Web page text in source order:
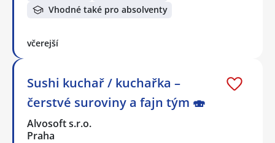
Vhodné také pro absolventy
včerejší
Sushi kuchař / kuchařka –
čerstvé suroviny a fajn tým 🍣
Alvosoft s.r.o.
Praha